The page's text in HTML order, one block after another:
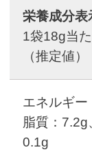
栄養成分表
1袋18g当
（推定値）
エネルギー
脂質：7.2g
0.1g